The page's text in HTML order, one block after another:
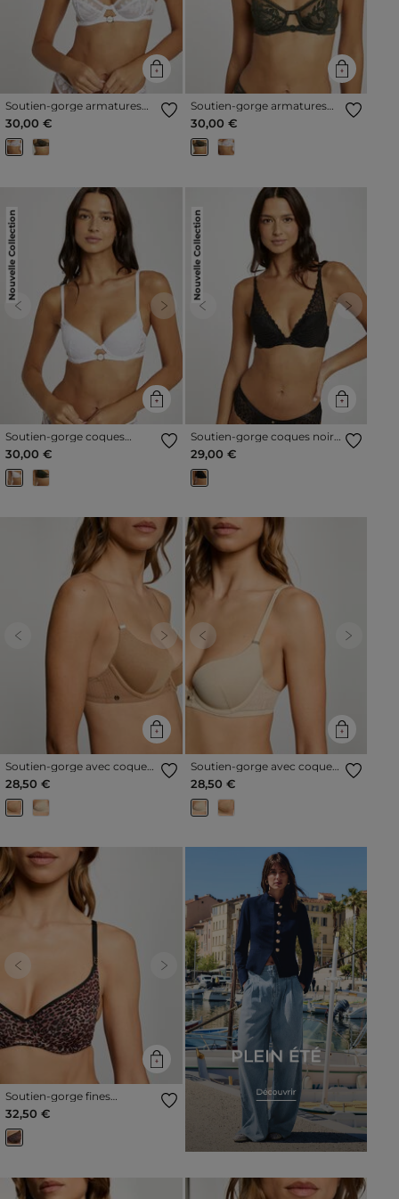
Soutien-gorge armatures
blanc femme
30,00 €
Soutien-gorge armatures
vert kaki femme
30,00 €
Nouvelle Collection
Previous Next
Soutien-gorge coques
blanc femme
30,00 €
Nouvelle Collection
Previous Next
Soutien-gorge coques noir
femme
29,00 €
Previous Next
Soutien-gorge avec coques
jaune or femme
28,50 €
Previous Next
Soutien-gorge avec coques
beige femme
28,50 €
Previous Next
Soutien-gorge fines
bretelles noir femme
32,50 €